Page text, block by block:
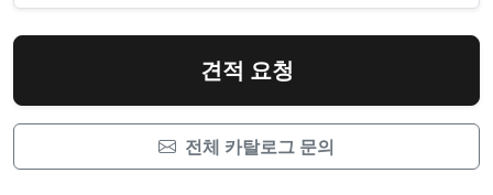
견적 요청
전체 카탈로그 문의